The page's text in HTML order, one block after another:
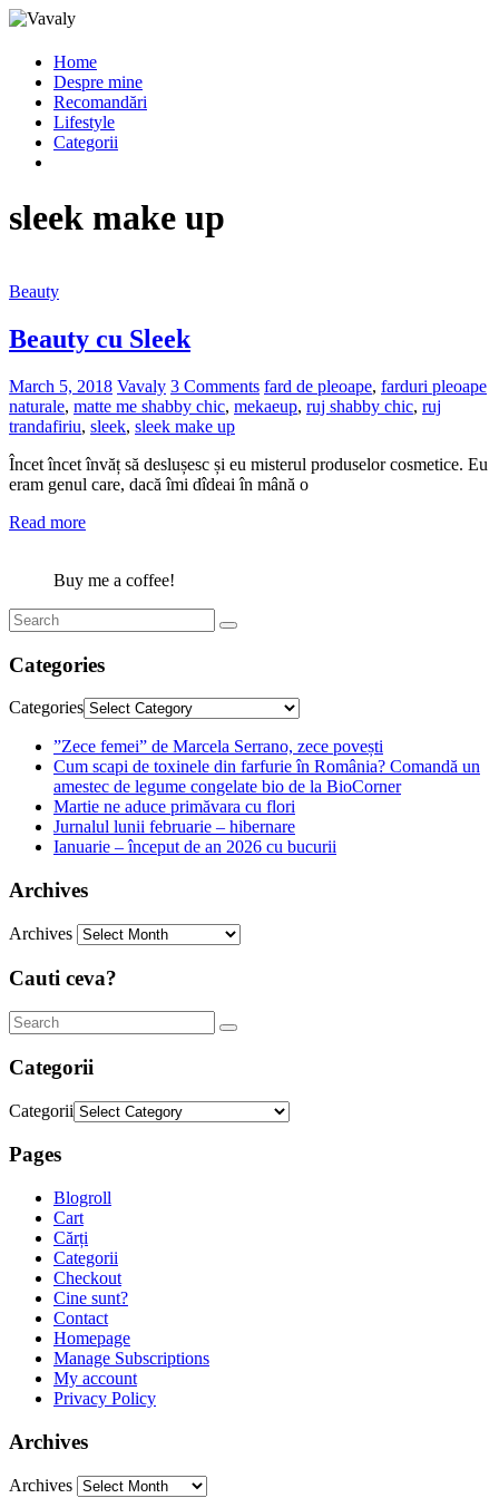
Home
Despre mine
Recomandări
Lifestyle
Categorii
sleek make up
Beauty
Beauty cu Sleek
March 5, 2018 Vavaly 3 Comments fard de pleoape, farduri pleoape
naturale, matte me shabby chic, mekaeup, ruj shabby chic, ruj
trandafiriu, sleek, sleek make up
Încet încet învăț să deslușesc și eu misterul produselor cosmetice. Eu
eram genul care, dacă îmi dîdeai în mână o
Read more
Buy me a coffee!
Categories
Categories
”Zece femei” de Marcela Serrano, zece povești
Cum scapi de toxinele din farfurie în România? Comandă un
amestec de legume congelate bio de la BioCorner
Martie ne aduce primăvara cu flori
Jurnalul lunii februarie – hibernare
Ianuarie – început de an 2026 cu bucurii
Archives
Archives
Cauti ceva?
Categorii
Categorii
Pages
Blogroll
Cart
Cărți
Categorii
Checkout
Cine sunt?
Contact
Homepage
Manage Subscriptions
My account
Privacy Policy
Archives
Archives